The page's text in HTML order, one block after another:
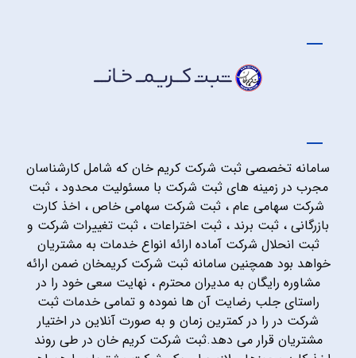
سامانه تخصصی ثبت شرکت کریم خان که شامل کارشناسان
مجرب در زمینه های ثبت شرکت با مسئولیت محدود ، ثبت
شرکت سهامی عام ، ثبت شرکت سهامی خاص ، اخذ کارت
بازرگانی ، ثبت برند ، ثبت اختراعات ، ثبت تغییرات شرکت و
ثبت انحلال شرکت آماده ارائه انواع خدمات به مشتریان
خواهد بود همچنین سامانه ثبت شرکت کریمخان ضمن ارائه
مشاوره رایگان به مدیران محترم ، نهایت سعی خود را در
راستای جلب رضایت آن ها نموده و تمامی خدمات ثبت
شرکت در را در کمترین زمان و به صورت آنلاین در اختیار
مشتریان قرار می دهد.ثبت شرکت کریم خان در طی روند